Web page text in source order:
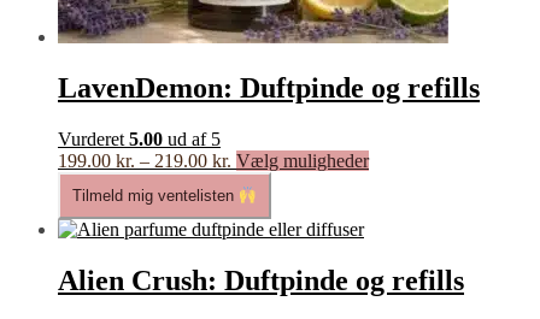
LavenDemon: Duftpinde og refills
Vurderet 5.00 ud af 5
199.00 kr. – 219.00 kr. Prisinterval:
199.00 kr.
til
219.00 kr.
Vælg mulighederDette
Mulighederne
kan
Tilmeld mig ventelisten
Alien Crush: Duftpinde og refills